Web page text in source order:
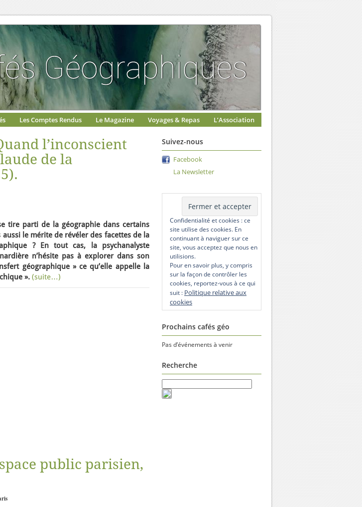
Les Comptes Rendus Le Magazine Voyages & Repas L’Association
l’inconscient
de la
tire parti de la géographie dans certains
aussi le mérite de révéler des facettes de la
? En tout cas, la psychanalyste
n’hésite pas à explorer dans son
géographique » ce qu’elle appelle la
». (suite…)
public parisien,
Suivez-nous
Facebook
La Newsletter
Confidentialité et cookies : ce
site utilise des cookies. En
continuant à naviguer sur ce
site, vous acceptez que nous en
utilisions.
Pour en savoir plus, y compris
sur la façon de contrôler les
cookies, reportez-vous à ce qui
suit : Politique relative aux
cookies
Prochains cafés géo
Pas d’événements à venir
Recherche